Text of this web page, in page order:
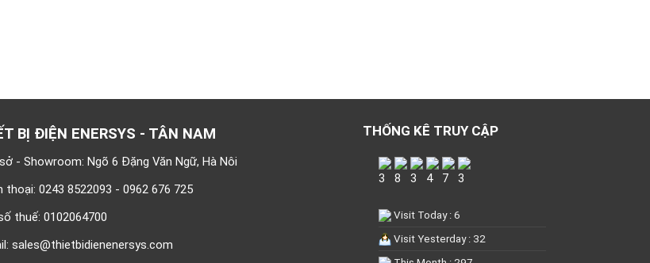
BỊ ĐIỆN ENERSYS - TÂN NAM
- Showroom: Ngõ 6 Đặng Văn Ngữ, Hà Nôi
thoại: 0243 8522093 - 0962 676 725
thuế: 0102064700
sales@thietbidienenersys.com
THỐNG KÊ TRUY CẬP
Visit Today : 6
Visit Yesterday : 32